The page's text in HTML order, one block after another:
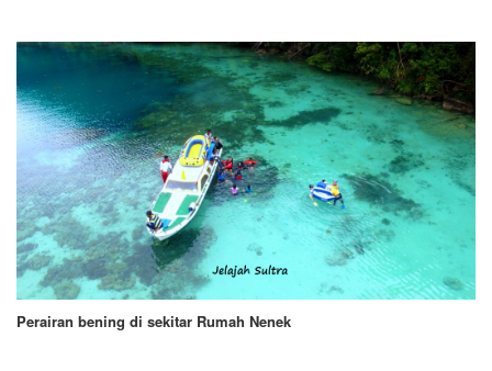
Perairan bening di sekitar Rumah Nenek